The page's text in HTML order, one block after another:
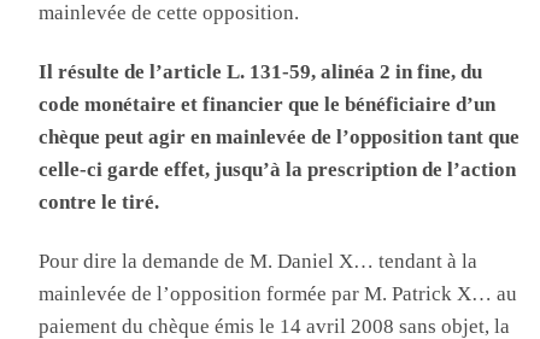
mainlevée de cette opposition.
Il résulte de l’article L. 131-59, alinéa 2 in fine, du
code monétaire et financier que le bénéficiaire d’un
chèque peut agir en mainlevée de l’opposition tant que
celle-ci garde effet, jusqu’à la prescription de l’action
contre le tiré.
Pour dire la demande de M. Daniel X… tendant à la
mainlevée de l’opposition formée par M. Patrick X… au
paiement du chèque émis le 14 avril 2008 sans objet, la